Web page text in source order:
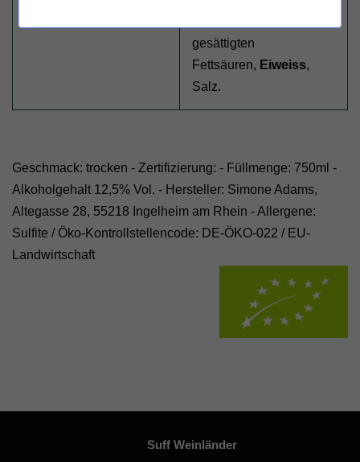
gesättigten
Fettsäuren, Eiweiss,
Salz.
Geschmack: trocken - Zertifizierung: - Füllmenge: 750ml -
Alkoholgehalt 12,5% Vol. - Hersteller: Simone Adams,
Altegasse 28, 55218 Ingelheim am Rhein - Allergene:
Sulfite / Öko-Kontrollstellencode: DE-ÖKO-022 / EU-
Landwirtschaft
Suff Weinländer